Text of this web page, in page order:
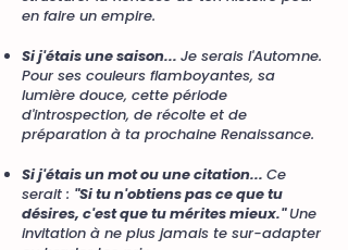
en faire un empire.
Si j'étais une saison... Je serais l'Automne.
Pour ses couleurs flamboyantes, sa
lumière douce, cette période
d'introspection, de récolte et de
préparation à ta prochaine Renaissance.
Si j'étais un mot ou une citation... Ce
serait : "Si tu n'obtiens pas ce que tu
désires, c'est que tu mérites mieux."Une
invitation à ne plus jamais te sur-adapter